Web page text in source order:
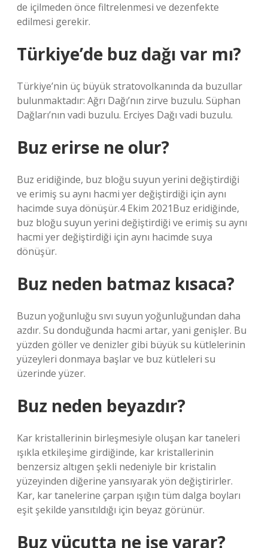
de içilmeden önce filtrelenmesi ve dezenfekte
edilmesi gerekir.
Türkiye’de buz dağı var mı?
Türkiye’nin üç büyük stratovolkanında da buzullar
bulunmaktadır: Ağrı Dağı’nın zirve buzulu. Süphan
Dağları’nın vadi buzulu. Erciyes Dağı vadi buzulu.
Buz erirse ne olur?
Buz eridiğinde, buz bloğu suyun yerini değiştirdiği
ve erimiş su aynı hacmi yer değiştirdiği için aynı
hacimde suya dönüşür.4 Ekim 2021Buz eridiğinde,
buz bloğu suyun yerini değiştirdiği ve erimiş su aynı
hacmi yer değiştirdiği için aynı hacimde suya
dönüşür.
Buz neden batmaz kısaca?
Buzun yoğunluğu sıvı suyun yoğunluğundan daha
azdır. Su donduğunda hacmi artar, yani genişler. Bu
yüzden göller ve denizler gibi büyük su kütlelerinin
yüzeyleri donmaya başlar ve buz kütleleri su
üzerinde yüzer.
Buz neden beyazdır?
Kar kristallerinin birleşmesiyle oluşan kar taneleri
ışıkla etkileşime girdiğinde, kar kristallerinin
benzersiz altıgen şekli nedeniyle bir kristalin
yüzeyinden diğerine yansıyarak yön değiştirirler.
Kar, kar tanelerine çarpan ışığın tüm dalga boyları
eşit şekilde yansıtıldığı için beyaz görünür.
Buz vücutta ne işe yarar?